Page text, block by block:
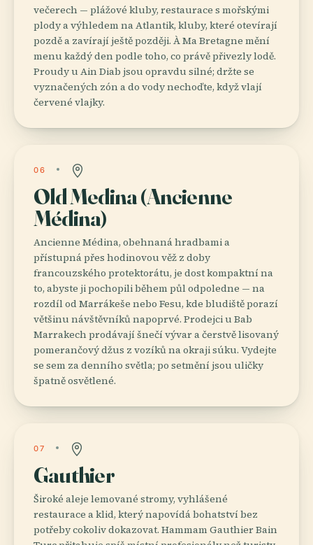
večerech — plážové kluby, restaurace s mořskými
plody a výhledem na Atlantik, kluby, které otevírají
pozdě a zavírají ještě později. À Ma Bretagne mění
menu každý den podle toho, co právě přivezly lodě.
Proudy u Ain Diab jsou opravdu silné; držte se
vyznačených zón a do vody nechoďte, když vlají
červené vlajky.
06
Old Medina (Ancienne
Médina)
Ancienne Médina, obehnaná hradbami a
přístupná přes hodinovou věž z doby
francouzského protektorátu, je dost kompaktní na
to, abyste ji pochopili během půl odpoledne — na
rozdíl od Marrákeše nebo Fesu, kde bludiště porazí
většinu návštěvníků napoprvé. Prodejci u Bab
Marrakech prodávají šnečí vývar a čerstvě lisovaný
pomerančový džus z vozíků na okraji súku. Vydejte
se sem za denního světla; po setmění jsou uličky
špatně osvětlené.
07
Gauthier
Široké aleje lemované stromy, vyhlášené
restaurace a klid, který napovídá bohatství bez
potřeby cokoliv dokazovat. Hammam Gauthier Bain